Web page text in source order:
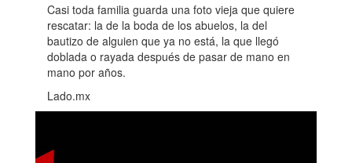
Casi toda familia guarda una foto vieja que quiere
rescatar: la de la boda de los abuelos, la del
bautizo de alguien que ya no está, la que llegó
doblada o rayada después de pasar de mano en
mano por años.
Lado.mx